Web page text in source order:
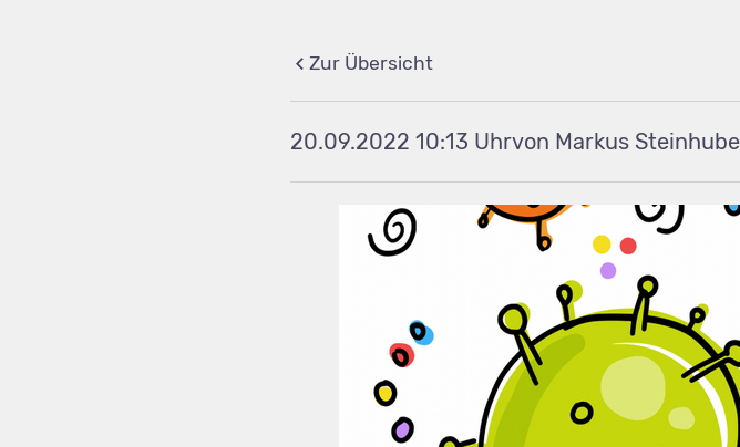
20.09.2022 10:13 von Markus
Zur Übersicht